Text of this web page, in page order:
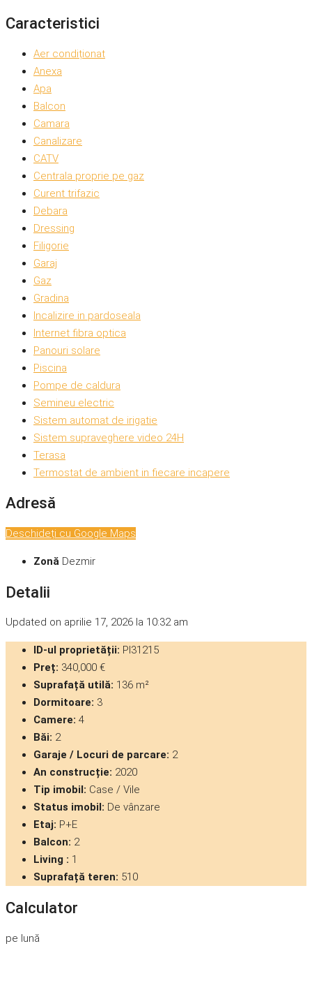
Caracteristici
Aer condiționat
Anexa
Apa
Balcon
Camara
Canalizare
CATV
Centrala proprie pe gaz
Curent trifazic
Debara
Dressing
Filigorie
Garaj
Gaz
Gradina
Incalizire in pardoseala
Internet fibra optica
Panouri solare
Piscina
Pompe de caldura
Semineu electric
Sistem automat de irigatie
Sistem supraveghere video 24H
Terasa
Termostat de ambient in fiecare incapere
Adresă
Deschideți cu Google Maps
Zonă Dezmir
Detalii
Updated on aprilie 17, 2026 la 10:32 am
ID-ul proprietății: PI31215
Preț: 340,000 €
Suprafață utilă: 136 m²
Dormitoare: 3
Camere: 4
Băi: 2
Garaje / Locuri de parcare: 2
An construcție: 2020
Tip imobil: Case / Vile
Status imobil: De vânzare
Etaj: P+E
Balcon: 2
Living : 1
Suprafață teren: 510
Calculator
pe lună